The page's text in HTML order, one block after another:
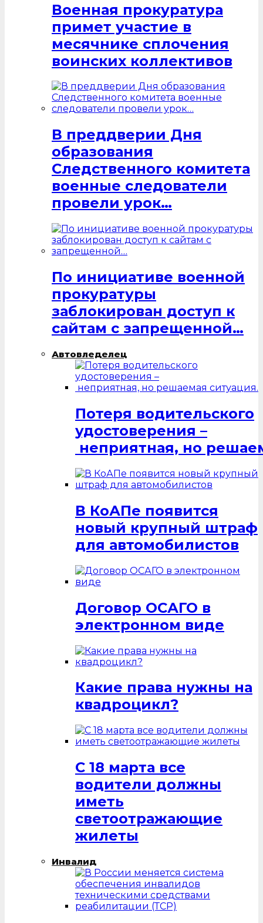
Военная прокуратура
примет участие в
месячнике сплочения
воинских коллективов
В преддверии Дня
образования
Следственного комитета
военные следователи
провели урок…
По инициативе военной
прокуратуры
заблокирован доступ к
сайтам с запрещенной…
Автовледелец
Потеря водительского
удостоверения –
неприятная, но
В КоАПе появится
новый крупный штраф
для автомобилистов
Договор ОСАГО в
электронном виде
Какие права нужны на
квадроцикл?
С 18 марта все
водители должны
иметь
светоотражающие
жилеты
Инвалид